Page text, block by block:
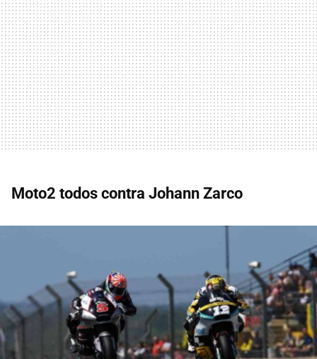
Moto2 todos contra Johann Zarco